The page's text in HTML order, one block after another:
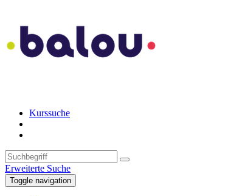
Kurssuche
Erweiterte Suche
Toggle navigation